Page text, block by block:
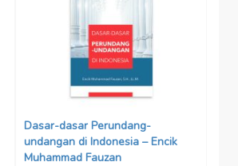
Dasar-dasar Perundang-
undangan di Indonesia – Encik
Muhammad Fauzan